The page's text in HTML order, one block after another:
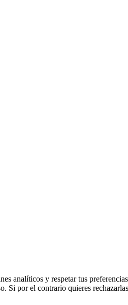
analíticos y respetar tus
Si por el contrario quieres